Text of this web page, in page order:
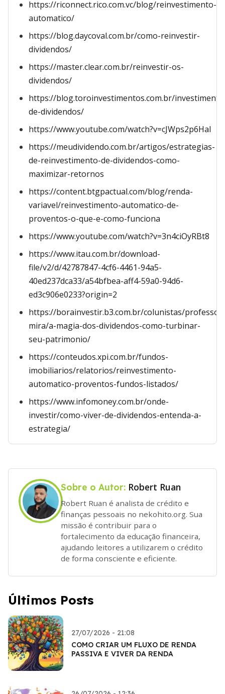
https://riconnect.rico.com.vc/blog/reinvestimento-
automatico/
https://blog.daycoval.com.br/como-reinvestir-
dividendos/
https://master.clear.com.br/reinvestir-os-
dividendos/
https://blog.toroinvestimentos.com.br/
de-dividendos/
https://www.youtube.com/watch?v=cJWps2p6HaI
https://meudividendo.com.br/artigos/estrategias-
de-reinvestimento-de-dividendos-como-
maximizar-retornos
https://content.btgpactual.com/blog/renda-
variavel/reinvestimento-automatico-de-
proventos-o-que-e-como-funciona
https://www.youtube.com/watch?v=3n4ciOyRBt8
https://www.itau.com.br/download-
file/v2/d/42787847-4cf6-4461-94a5-
40ed237dca33/a54bfbea-aff4-59a0-94d6-
ed3c906e0233?origin=2
https://borainvestir.b3.com.br/colunistas/professor-
mira/a-magia-dos-dividendos-como-turbinar-
seu-patrimonio/
https://conteudos.xpi.com.br/fundos-
imobiliarios/relatorios/reinvestimento-
automatico-proventos-fundos-listados/
https://www.infomoney.com.br/onde-
investir/como-viver-de-dividendos-entenda-a-
estrategia/
Sobre o Autor: Robert Ruan
Robert Ruan é analista de crédito e
finanças pessoais no nekohito.org. Sua
missão é contribuir para o
fortalecimento da educação financeira,
ajudando leitores a utilizarem o crédito
de forma consciente e eficiente.
Últimos Posts
27/07/2026 - 21:08
COMO CRIAR UM FLUXO DE RENDA
PASSIVA E VIVER DA RENDA